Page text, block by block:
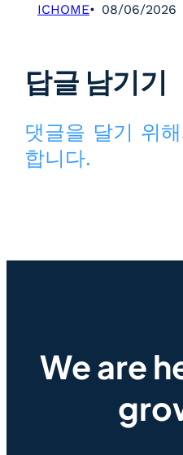
ICHOME 08/06/2026
답글 남기기
댓글을 달기 위
합니다.
We are